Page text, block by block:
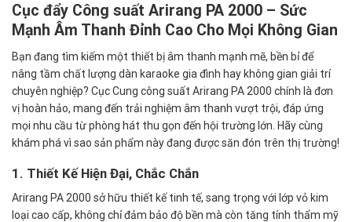
Cục đẩy Công suất Arirang PA 2000 – Sức
Mạnh Âm Thanh Đỉnh Cao Cho Mọi Không Gian
Bạn đang tìm kiếm một thiết bị âm thanh mạnh mẽ, bền bỉ để
nâng tầm chất lượng dàn karaoke gia đình hay không gian giải trí
chuyên nghiệp? Cục Cung công suất Arirang PA 2000 chính là đơn
vị hoàn hảo, mang đến trải nghiệm âm thanh vượt trội, đáp ứng
mọi nhu cầu từ phòng hát thu gọn đến hội trường lớn. Hãy cùng
khám phá vì sao sản phẩm này đang được săn đón trên thị trường!
1. Thiết Kế Hiện Đại, Chắc Chắn
Arirang PA 2000 sở hữu thiết kế tinh tế, sang trọng với lớp vỏ kim
loại cao cấp, không chỉ đảm bảo độ bền mà còn tăng tính thẩm mỹ